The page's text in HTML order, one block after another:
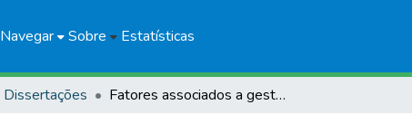
Navegar Sobre Estatísticas
Dissertações Fatores associados a gestão por competências na Companhia de Pesquisa de Recursos Minerais – CPRM/SGB